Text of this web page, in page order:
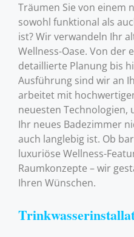
Träumen Sie von einem
sowohl funktional als
ist? Wir verwandeln Ihr
Wellness-Oase. Von der
detaillierte Planung bis
Ausführung sind wir an
arbeitet mit
neuesten Technologien,
Ihr neues Badezimmer
auch langlebig ist. Ob
luxuriöse Wellness-
Raumkonzepte – wir
Ihren Wünschen.